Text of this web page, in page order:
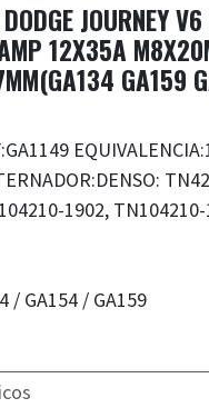
JOURNEY
12X35A
GA159
1902,
/ GA154 / GA159